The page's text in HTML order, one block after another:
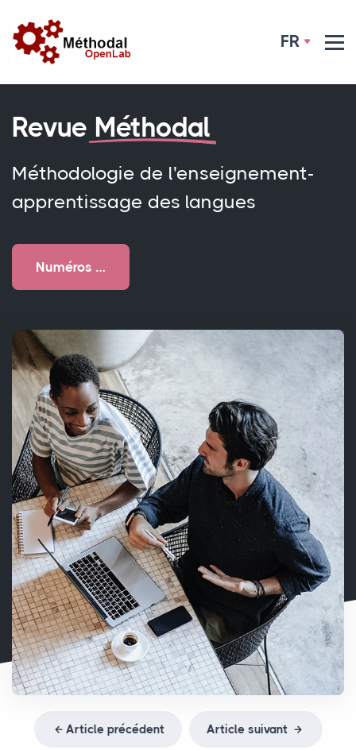
FR
Revue Méthodal
Méthodologie de l'enseignement-
apprentissage des langues
Numéros …
Article précédent Article suivant